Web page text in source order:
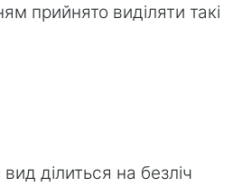
прийнято виділяти такі
ділиться на безліч